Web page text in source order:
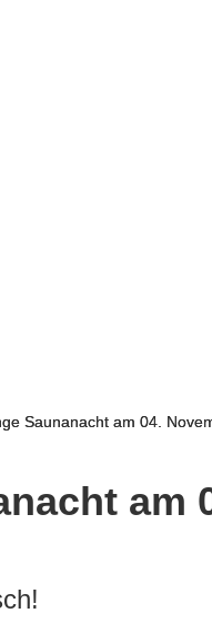
Saunanacht am 04.
am